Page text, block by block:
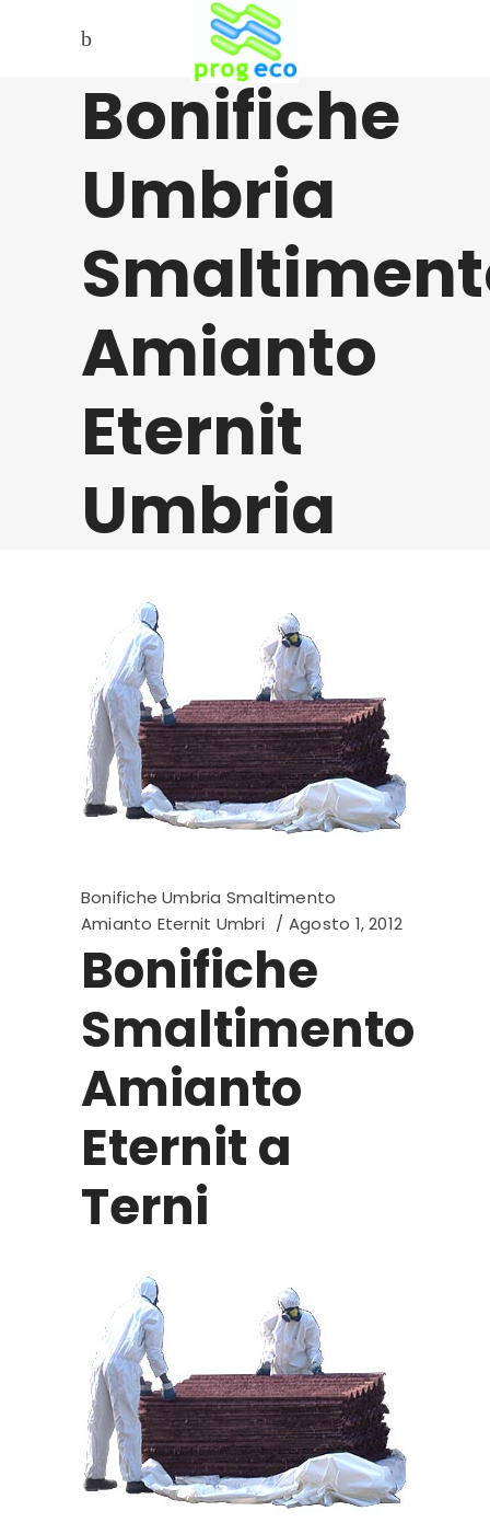
Bonifiche
Umbria
Amianto
Eternit
Umbria
Bonifiche Umbria Smaltimento
Amianto Eternit Umbri
Agosto 1, 2012
Bonifiche
Smaltimento
Amianto
Eternit a
Terni